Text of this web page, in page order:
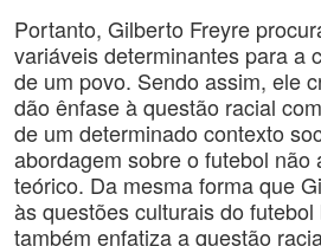
Portanto, Gilberto Freyre
variáveis determinantes para a
de um povo. Sendo assim, ele
dão ênfase à questão racial
de um determinado contexto
abordagem sobre o futebol não
teórico. Da mesma forma que
às questões culturais do
também enfatiza a questão